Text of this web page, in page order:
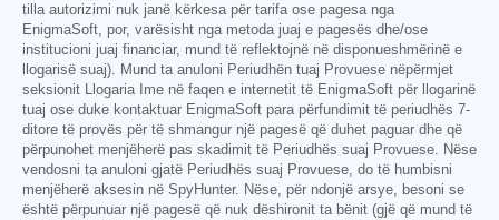
tilla autorizimi nuk janë kërkesa për tarifa ose pagesa nga
EnigmaSoft, por, varësisht nga metoda juaj e pagesës dhe/ose
institucioni juaj financiar, mund të reflektojnë në disponueshmërinë e
llogarisë suaj). Mund ta anuloni Periudhën tuaj Provuese nëpërmjet
seksionit Llogaria Ime në faqen e internetit të EnigmaSoft për llogarinë
tuaj ose duke kontaktuar EnigmaSoft para përfundimit të periudhës 7-
ditore të provës për të shmangur një pagesë që duhet paguar dhe që
përpunohet menjëherë pas skadimit të Periudhës suaj Provuese. Nëse
vendosni ta anuloni gjatë Periudhës suaj Provuese, do të humbisni
menjëherë aksesin në SpyHunter. Nëse, për ndonjë arsye, besoni se
është përpunuar një pagesë që nuk dëshironit ta bënit (gjë që mund të